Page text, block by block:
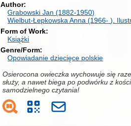
Author
Grabowski Jan (1882-1950)
Wielbut-Łepkowska Anna (1966- ).
Form of Work
Książki
Genre/Form
Opowiadanie dziecięce polskie
Osierocona owieczka wychowuje się
służy, a nawet biega po podwórku z
samodzielnego czytania!